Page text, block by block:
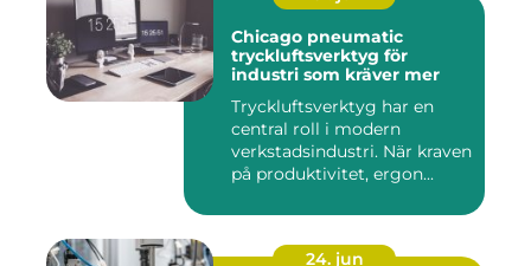
Chicago pneumatic
tryckluftsverktyg för
industri som kräver mer
Tryckluftsverktyg har en
central roll i modern
verkstadsindustri. När kraven
på produktivitet, ergon...
24. jun